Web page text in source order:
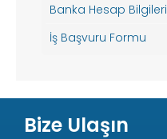
Banka Hesap Bilgileri
İş Başvuru Formu
Bize Ulaşın